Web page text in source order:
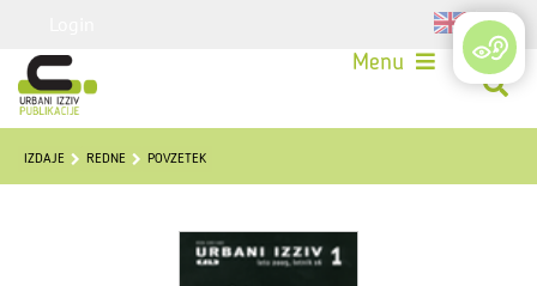
Menu
IZDAJE REDNE POVZETEK